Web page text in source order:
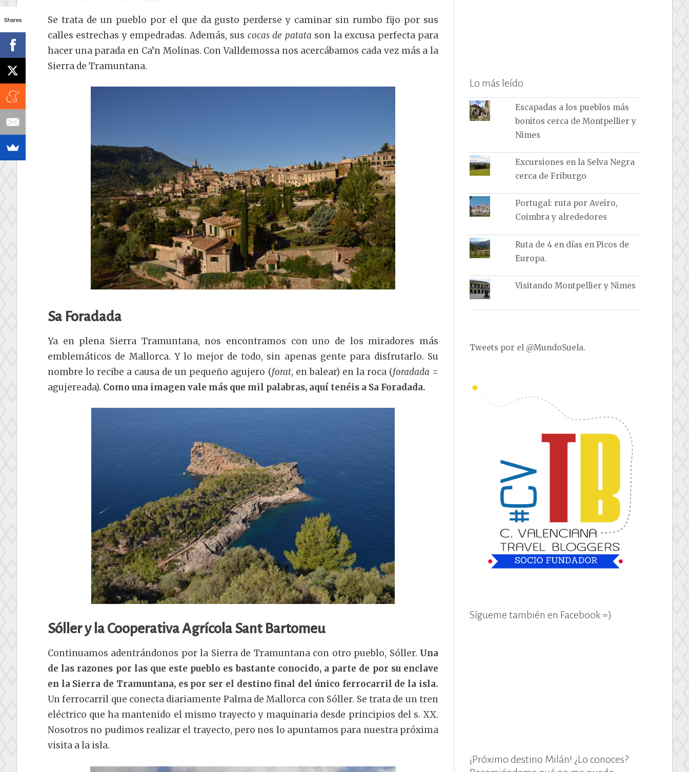
Se trata de un pueblo por el que da gusto perderse y caminar sin rumbo fijo por sus
calles estrechas y empedradas. Además, sus cocas de patata son la excusa perfecta para
hacer una parada en Ca’n Molinas. Con Valldemossa nos acercábamos cada vez más a la
Sierra de Tramuntana.
Sa Foradada
Ya en plena Sierra Tramuntana, nos encontramos con uno de los miradores más
emblemáticos de Mallorca. Y lo mejor de todo, sin apenas gente para disfrutarlo. Su
nombre lo recibe a causa de un pequeño agujero (forat, en balear) en la roca (foradada =
agujereada). Como una imagen vale más que mil palabras, aquí tenéis a Sa Foradada.
Sóller y la Cooperativa Agrícola Sant Bartomeu
Continuamos adentrándonos por la Sierra de Tramuntana con otro pueblo, Sóller. Una
de las razones por las que este pueblo es bastante conocido, a parte de por su enclave
en la Sierra de Tramuntana, es por ser el destino final del único ferrocarril de la isla.
Un ferrocarril que conecta diariamente Palma de Mallorca con Sóller. Se trata de un tren
eléctrico que ha mantenido el mismo trayecto y maquinaria desde principios del s. XX.
Nosotros no pudimos realizar el trayecto, pero nos lo apuntamos para nuestra próxima
visita a la isla.
Lo más leído
Escapadas a los pueblos más
bonitos cerca de Montpellier y
Nimes
Excursiones en la Selva Negra
cerca de Friburgo
Portugal: ruta por Aveiro,
Coimbra y alrededores
Ruta de 4 en días en Picos de
Europa.
Visitando Montpellier y Nimes
Tweets por el @MundoSuela.
Sígueme también en Facebook =)
¡Próximo destino Milán! ¿Lo conoces?
Shares